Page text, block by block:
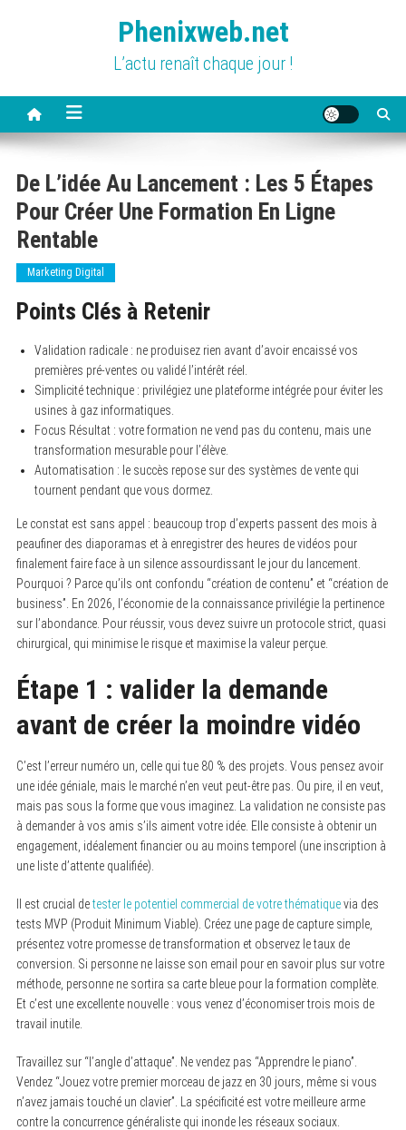
Phenixweb.net
L’actu renaît chaque jour !
De L’idée Au Lancement : Les 5 Étapes
Pour Créer Une Formation En Ligne
Rentable
Marketing Digital
Points Clés à Retenir
Validation radicale : ne produisez rien avant d’avoir encaissé vos
premières pré-ventes ou validé l’intérêt réel.
Simplicité technique : privilégiez une plateforme intégrée pour éviter les
usines à gaz informatiques.
Focus Résultat : votre formation ne vend pas du contenu, mais une
transformation mesurable pour l’élève.
Automatisation : le succès repose sur des systèmes de vente qui
tournent pendant que vous dormez.
Le constat est sans appel : beaucoup trop d’experts passent des mois à
peaufiner des diaporamas et à enregistrer des heures de vidéos pour
finalement faire face à un silence assourdissant le jour du lancement.
Pourquoi ? Parce qu’ils ont confondu “création de contenu” et “création de
business”. En 2026, l’économie de la connaissance privilégie la pertinence
sur l’abondance. Pour réussir, vous devez suivre un protocole strict, quasi
chirurgical, qui minimise le risque et maximise la valeur perçue.
Étape 1 : valider la demande
avant de créer la moindre vidéo
C’est l’erreur numéro un, celle qui tue 80 % des projets. Vous pensez avoir
une idée géniale, mais le marché n’en veut peut-être pas. Ou pire, il en veut,
mais pas sous la forme que vous imaginez. La validation ne consiste pas
à demander à vos amis s’ils aiment votre idée. Elle consiste à obtenir un
engagement, idéalement financier ou au moins temporel (une inscription à
une liste d’attente qualifiée).
Il est crucial detester le potentiel commercial de votre thématiquevia des
tests MVP (Produit Minimum Viable). Créez une page de capture simple,
présentez votre promesse de transformation et observez le taux de
conversion. Si personne ne laisse son email pour en savoir plus sur votre
méthode, personne ne sortira sa carte bleue pour la formation complète.
Et c’est une excellente nouvelle : vous venez d’économiser trois mois de
travail inutile.
Travaillez sur “l’angle d’attaque”. Ne vendez pas “Apprendre le piano”.
Vendez “Jouez votre premier morceau de jazz en 30 jours, même si vous
n’avez jamais touché un clavier”. La spécificité est votre meilleure arme
contre la concurrence généraliste qui inonde les réseaux sociaux.